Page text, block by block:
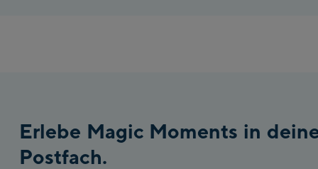
Erlebe Magic Moments in
Postfach.